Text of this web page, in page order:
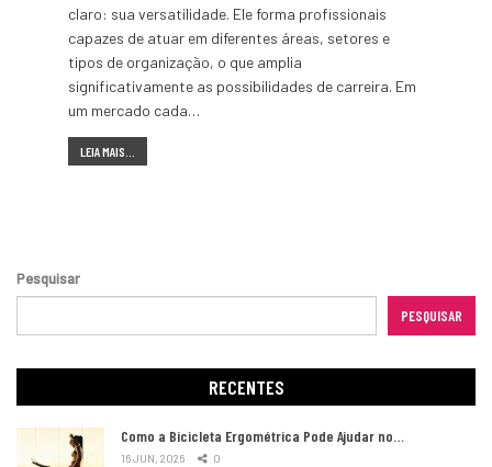
claro: sua versatilidade. Ele forma profissionais
capazes de atuar em diferentes áreas, setores e
tipos de organização, o que amplia
significativamente as possibilidades de carreira. Em
um mercado cada…
LEIA MAIS...
Pesquisar
PESQUISAR
RECENTES
Como a Bicicleta Ergométrica Pode Ajudar no…
16 JUN, 2026 0